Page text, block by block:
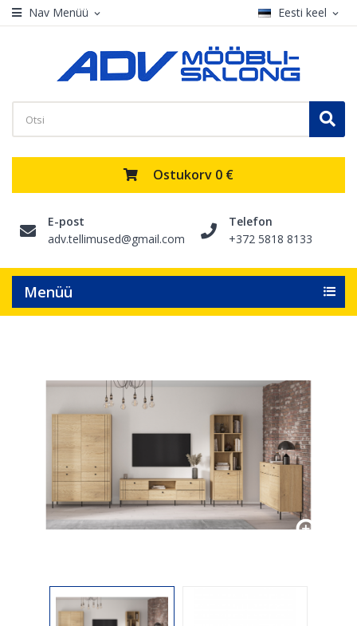
Nav Menüü expand_more Eesti keel expand_more
Ostukorv 0 €
E-post
adv.tellimused@gmail.com
Telefon
+372 5818 8133
Menüü
